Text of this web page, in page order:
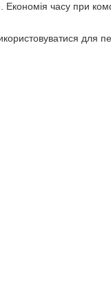
часу при
для